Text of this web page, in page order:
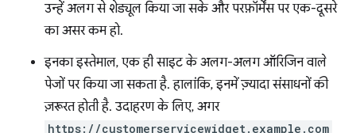
उन्हें अलग से शेड्यूल किया जा सके और परफ़ॉर्मेंस पर एक-दूसरे
का असर कम हो.
इनका इस्तेमाल, एक ही साइट के अलग-अलग ऑरिजिन वाले
पेजों पर किया जा सकता है. हालांकि, इनमें ज़्यादा संसाधनों की
ज़रूरत होती है. उदाहरण के लिए, अगर
https://customerservicewidget.example.com